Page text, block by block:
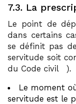
7.3. La
Le point de
dans certains
se définit pas
servitude soit
du Code civil
).
Le moment
servitude est le